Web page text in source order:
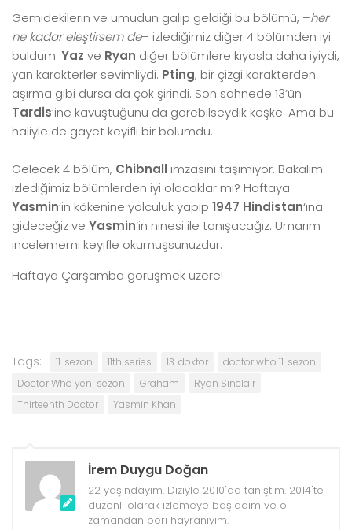
Gemidekilerin ve umudun galip geldiği bu bölümü, –her
ne kadar eleştirsem de– izlediğimiz diğer 4 bölümden iyi
buldum. Yaz ve Ryan diğer bölümlere kıyasla daha iyiydi,
yan karakterler sevimliydi. Pting, bir çizgi karakterden
aşırma gibi dursa da çok şirindi. Son sahnede 13’ün
Tardis‘ine kavuştuğunu da görebilseydik keşke. Ama bu
haliyle de gayet keyifli bir bölümdü.
Gelecek 4 bölüm, Chibnall imzasını taşımıyor. Bakalım
izlediğimiz bölümlerden iyi olacaklar mı? Haftaya
Yasmin‘in kökenine yolculuk yapıp 1947 Hindistan‘ına
gideceğiz ve Yasmin‘in ninesi ile tanışacağız. Umarım
incelememi keyifle okumuşsunuzdur.
Haftaya Çarşamba görüşmek üzere!
Tags: 11. sezon 11th series 13. doktor
doctor who 11. sezon
Doctor Who yeni sezon
Graham
Ryan Sinclair
Thirteenth Doctor
Yasmin Khan
İrem Duygu Doğan
22 yaşındayım. Diziyle 2010'da tanıştım. 2014'te
düzenli olarak izlemeye başladım ve o
zamandan beri hayranıyım.